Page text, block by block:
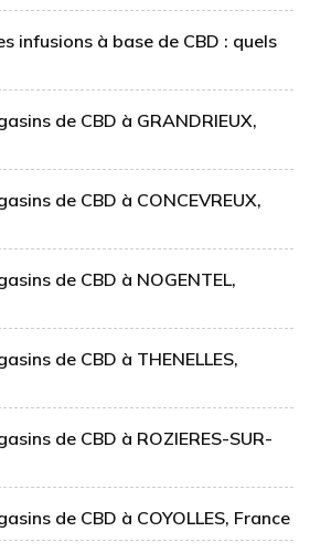
infusions à base de CBD : quels
de CBD à GRANDRIEUX,
de CBD à CONCEVREUX,
de CBD à NOGENTEL,
de CBD à THENELLES,
de CBD à ROZIERES-SUR-
de CBD à COYOLLES, France